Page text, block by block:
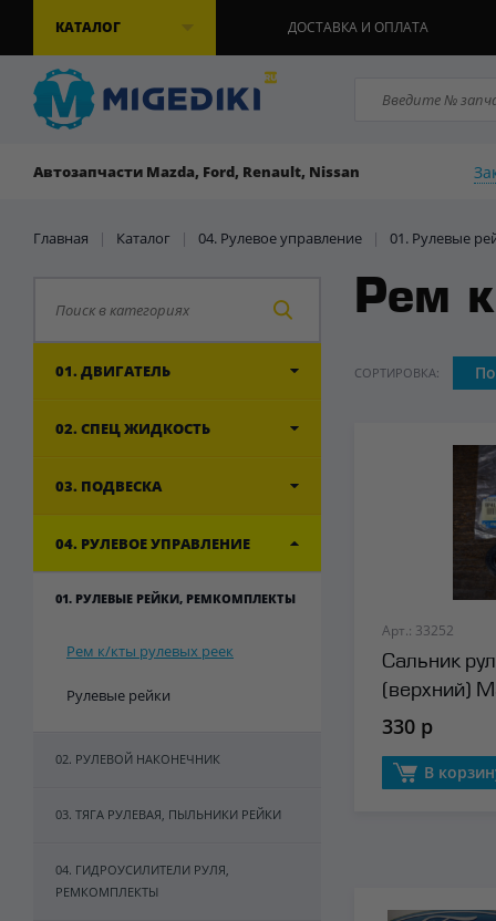
КАТАЛОГ ДОСТАВКА И ОПЛАТА
Автозапчасти Mazda, Ford, Renault, Nissan
Главная | Каталог | 04. Рулевое управление | 01. Рулевые
01. ДВИГАТЕЛЬ
02. СПЕЦ ЖИДКОСТЬ
03. ПОДВЕСКА
04. РУЛЕВОЕ УПРАВЛЕНИЕ
01. РУЛЕВЫЕ РЕЙКИ, РЕМКОМПЛЕКТЫ
Рем к/кты рулевых реек
Рулевые рейки
02. РУЛЕВОЙ НАКОНЕЧНИК
03. ТЯГА РУЛЕВАЯ, ПЫЛЬНИКИ РЕЙКИ
04. ГИДРОУСИЛИТЕЛИ РУЛЯ,
РЕМКОМПЛЕКТЫ
Рем
СОРТИРОВКА:
Арт.: 33252
Сальник
(верхний)
330 р
В